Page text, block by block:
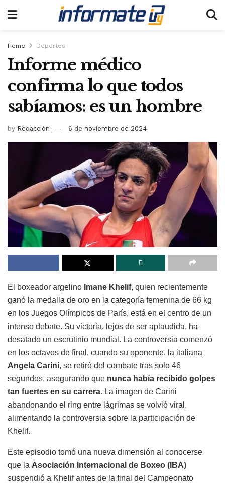
Home Deportes
Informe médico
confirma lo que todos
sabíamos: es un hombre
by Redacción 6 de noviembre de 2024
El boxeador argelino Imane Khelif, quien recientemente
ganó la medalla de oro en la categoría femenina de 66 kg
en los Juegos Olímpicos de París, está en el centro de un
intenso debate. Su victoria, lejos de ser aplaudida, ha
desatado un escrutinio mundial. La controversia comenzó
en los octavos de final, cuando su oponente, la italiana
Angela Carini, se retiró del combate tras solo 46
segundos, asegurando que nunca había recibido golpes
tan fuertes en su carrera. La imagen de Carini
abandonando el ring entre lágrimas se volvió viral,
alimentando la controversia sobre la participación de
Khelif.
Este episodio tomó una nueva dimensión al conocerse
que la Asociación Internacional de Boxeo (IBA)
suspendió a Khelif antes de la final del Campeonato